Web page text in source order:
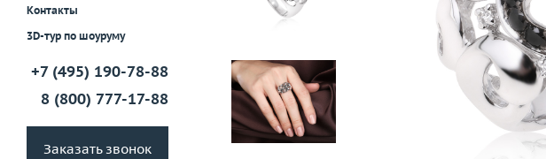
Контакты
3D-тур по шоуруму
+7 (495) 190-78-88
8 (800) 777-17-88
Заказать звонок